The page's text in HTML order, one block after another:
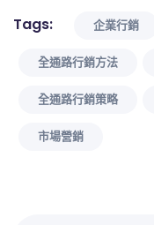
Tags: 企業行銷
全通路行銷方法
全通路行銷策略
市場營銷